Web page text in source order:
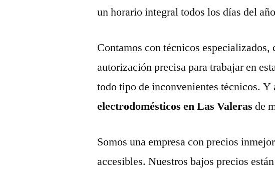
un horario integral todos los días del
Contamos con técnicos
autorización precisa para trabajar en
todo tipo de inconvenientes técnicos. Y
electrodomésticos en Las Valerasde
Somos una empresa con precios
accesibles. Nuestros bajos precios